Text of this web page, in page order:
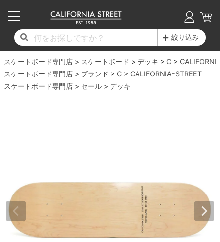
絞り込み
スケートボード専門店 スケートボード デッキ C
スケートボード専門店
ブランド C
CALIFORNIA-STREET
スケートボード専門店
セール デッキ
17時までのご注文は当日発送！
11,000円以上で送料無料！
毎月1日はポイント5倍！10日と20日は3倍！
コンプリートセット（完成品）
17時までのご注文は当日発送！
11,000円以上で送料無料！
毎月1日はポイント5倍！10日と20日は3倍！
デッキ新着一覧
子供用デッキ
7.0inch以下
7.2inch
7.7inch
7.8inch
7.9inch
17時までのご注文は当日発送！
11,000円以上で送料無料！
毎月1日はポイント5倍！10日と20日は3倍！
トラック新着一覧
7.0inch以下
7.2inch
7.3inch
7.8inch
7.9inch
8.0inch
17時までのご注文は当日発送！
11,000円以上で送料無料！
毎月1日はポイント5倍！10日と20日は3倍！
ウィール新着一覧
50mm
51mm
52mm
56mm
57mm
58mm
ボーンズ XF（エックスフォーミュラ）
ボーンズ STF（エスティーエフ）
ベアリング
デッキテープ
ボルト
17時までのご注文は当日発送！
11,000円以上で送料無料！
毎月1日はポイント5倍！10日と20日は3倍！
シューズ新着一覧
20cm
21cm
22cm
24cm
24.5cm
25cm
インソール
シューレース・その他
17時までのご注文は当日発送！
11,000円以上で送料無料！
毎月1日はポイント5倍！10日と20日は3倍！
Tシャツ
トレーナー・セーター
ショーツ
17時までのご注文は当日発送！
11,000円以上で送料無料！
毎月1日はポイント5倍！10日と20日は3倍！
最新ブログ一覧
17時までのご注文は当日発送！
11,000円以上で送料無料！
毎月1日はポイント5倍！10日と20日は3倍！
初心者の方へ
ブランド紹介
INFO
スケートパーク情報
17時までのご注文は当日発送！
11,000円以上で送料無料！
毎月1日はポイント5倍！10日と20日は3倍！
店舗情報
求人情報
プライバシーポリシー
特定商取引法に基づく表記